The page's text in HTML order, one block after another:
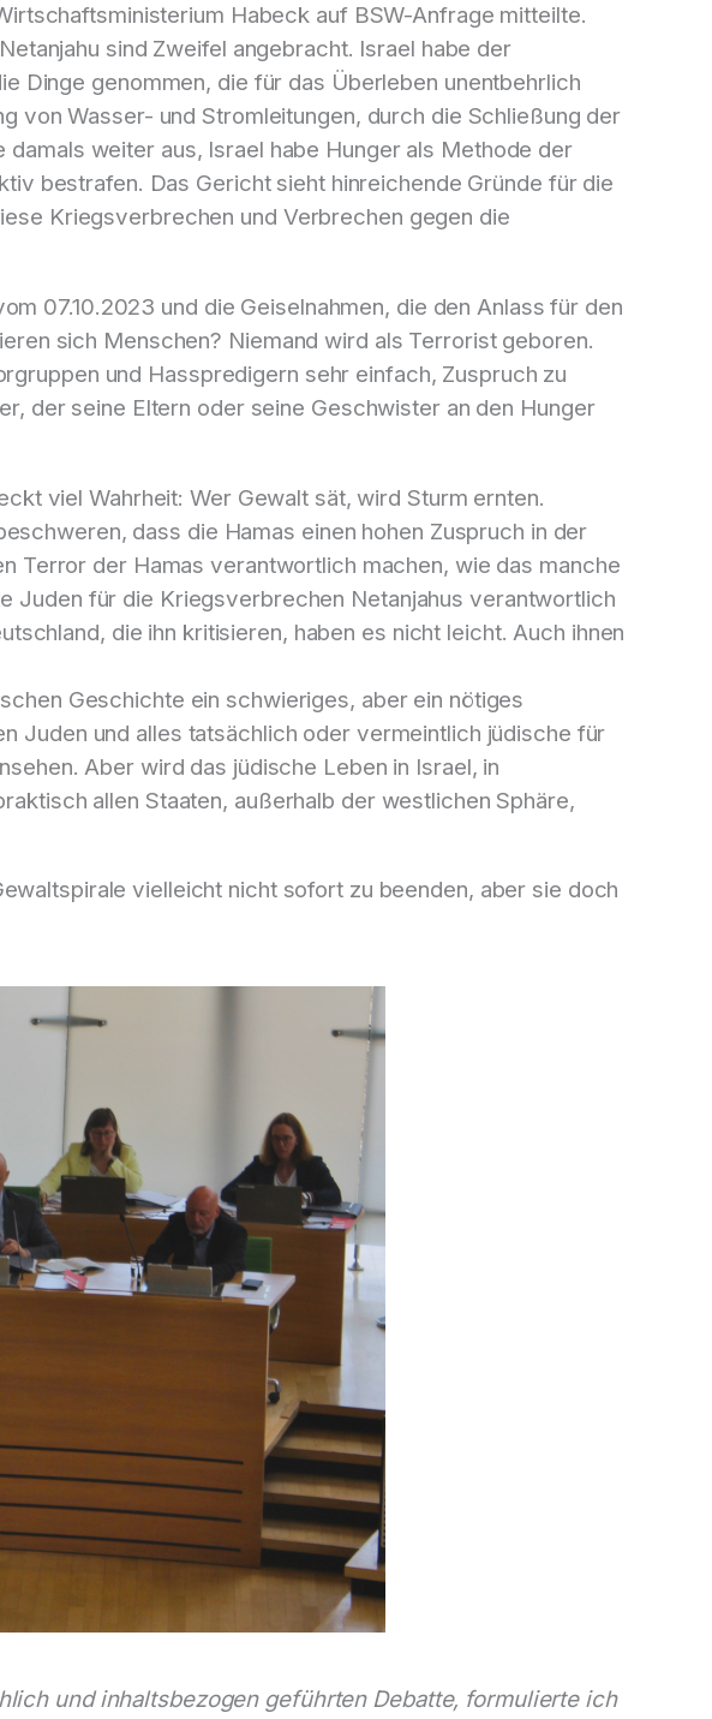
Habeck auf BSW-Anfrage mitteilte.
sind Zweifel angebracht. Israel habe der
Dinge genommen, die für das Überleben unentbehrlich
von Wasser- und Stromleitungen, durch die Schließung der
weiter aus, Israel habe Hunger als Methode der
bestrafen. Das Gericht sieht hinreichende Gründe für die
Kriegsverbrechen und Verbrechen gegen die
07.10.2023 und die Geiselnahmen, die den Anlass für den
sich Menschen? Niemand wird als Terrorist geboren.
und Hasspredigern sehr einfach, Zuspruch zu
der seine Eltern oder seine Geschwister an den Hunger
viel Wahrheit: Wer Gewalt sät, wird Sturm ernten.
dass die Hamas einen hohen Zuspruch in der
Terror der Hamas verantwortlich machen, wie das manche
Juden für die Kriegsverbrechen Netanjahus verantwortlich
die ihn kritisieren, haben es nicht leicht. Auch ihnen
Geschichte ein schwieriges, aber ein nötiges
Juden und alles tatsächlich oder vermeintlich jüdische für
Aber wird das jüdische Leben in Israel, in
allen Staaten, außerhalb der westlichen Sphäre,
vielleicht nicht sofort zu beenden, aber sie doch
und inhaltsbezogen geführten Debatte, formulierte ich